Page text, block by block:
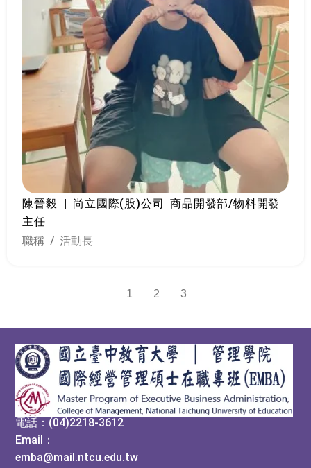
陳晉毅 | 尚立國際(股)公司 商品開發部/物料開發
主任
職稱 / 活動長
1 2 3
電話：(04)2218-3612
Email：
emba@mail.ntcu.edu.tw